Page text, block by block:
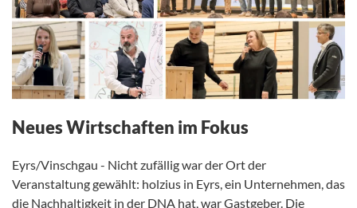
Neues Wirtschaften im Fokus
Eyrs/Vinschgau - Nicht zufällig war der Ort der
Veranstaltung gewählt: holzius in Eyrs, ein Unternehmen, das
die Nachhaltigkeit in der DNA hat, war Gastgeber. Die